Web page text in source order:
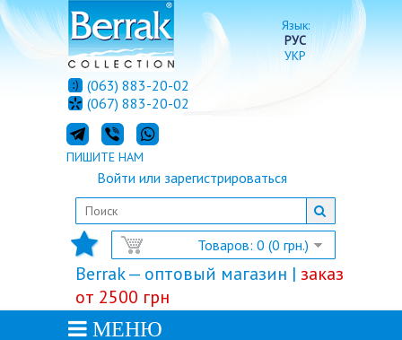
Язык:
РУС
УКР
Товаров: 0 (0 грн.)
Войти или зарегистрироваться
(063) 883-20-02
(067) 883-20-02
ПИШИТЕ НАМ
Berrak — оптовый магазин | заказ
от 2500 грн
МЕНЮ